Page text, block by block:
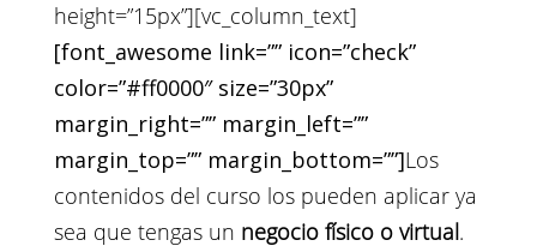
height=”15px”][vc_column_text]
[font_awesome link=”” icon=”check”
color=”#ff0000″ size=”30px”
margin_right=”” margin_left=””
margin_top=”” margin_bottom=””]Los
contenidos del curso los pueden aplicar ya
sea que tengas un negocio físico o virtual.